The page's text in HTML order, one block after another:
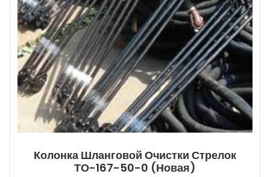
Колонка Шланговой Очистки Стрелок
ТО-167-50-0 (новая)